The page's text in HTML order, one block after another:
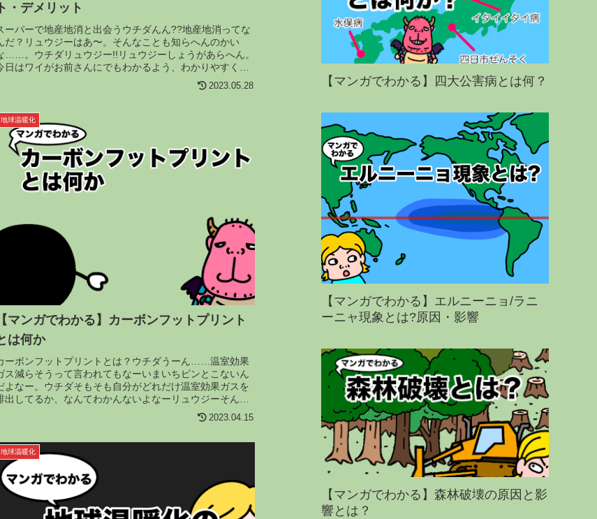
ト・デメリット
ーパーで地産地消と出会うウチダんん??地産地消ってな
だ？リュウジーはあ〜。そんなことも知らへんのかい
……。ウチダリュウジー!!リュウジーしょうがあらへん。
日はワイがお前さんにでもわかるよう、わかりやすく地
2023.05.28
地球温暖化
【マンガでわかる】カーボンフットプリント
は何か
ーボンフットプリントとは？ウチダうーん……温室効果
ス減らそうって言われてもなーいまいちピンとこないん
よなー。ウチダそもそも自分がどれだけ温室効果ガスを
出してるか、なんてわかんないよなーリュウジーそんな
2023.04.15
地球温暖化
【マンガでわかる】四大公害病とは何？
【マンガでわかる】エルニーニョ/ラニ
ーニャ現象とは?原因・影響
【マンガでわかる】森林破壊の原因と影
響とは？